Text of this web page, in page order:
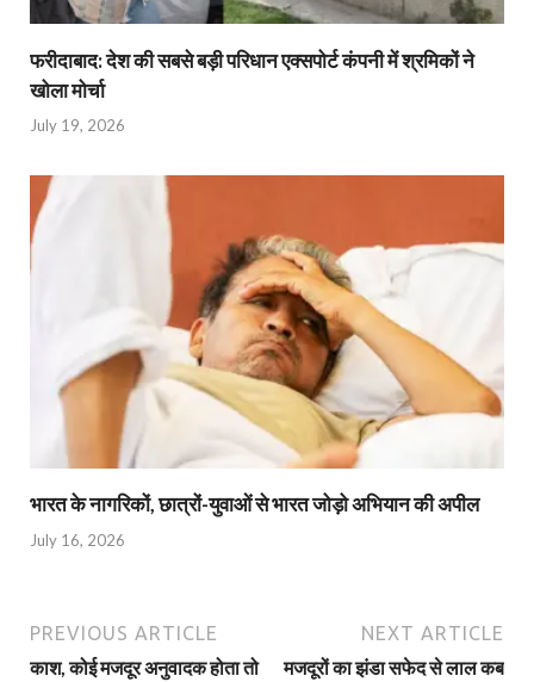
फरीदाबाद: देश की सबसे बड़ी परिधान एक्सपोर्ट कंपनी में श्रमिकों ने
खोला मोर्चा
July 19, 2026
भारत के नागरिकों, छात्रों-युवाओं से भारत जोड़ो अभियान की अपील
July 16, 2026
PREVIOUS ARTICLE
काश, कोई मजदूर अनुवादक होता तो
NEXT ARTICLE
मजदूरों का झंडा सफेद से लाल कब